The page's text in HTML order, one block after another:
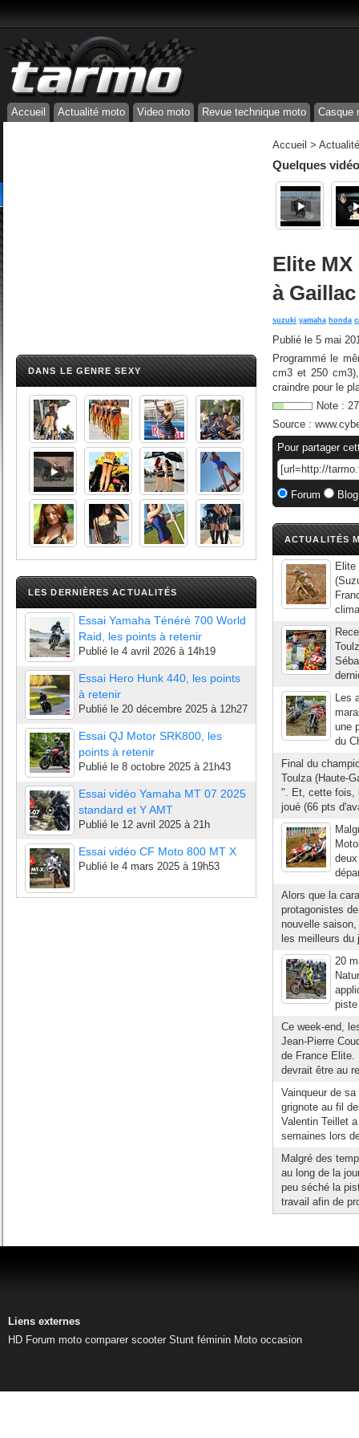
Accueil Actualité moto Video moto Revue technique moto Casque
DANS LE GENRE SEXY
LES DERNIÈRES ACTUALITÉS
Essai Yamaha Ténéré 700 World
Raid, les points à retenir
Publié le 4 avril 2026 à 14h19
Essai Hero Hunk 440, les points
à retenir
Publié le 20 décembre 2025 à 12h27
Essai QJ Motor SRK800, les
points à retenir
Publié le 8 octobre 2025 à 21h43
Essai vidéo Yamaha MT 07 2025
standard et Y AMT
Publié le 12 avril 2025 à 21h
Essai vidéo CF Moto 800 MT X
Publié le 4 mars 2025 à 19h53
Accueil >
Quelques
Elite
à
suzuki yamaha honda
Publié le 5 mai
Programmé le
cm3 et 250
craindre pour le
Note : 27
Source :
Pour partager
Forum
ACTUALITÉS
Les
une
du
Final du
Toulza (Haute-
". Et, cette fois,
joué (66 pts
Alors que la
protagonistes
nouvelle
les meilleurs du
20
Ce week-end,
Jean-Pierre
de France Elite.
devrait être au
Vainqueur de
grignote au fil
Valentin Teillet
semaines lors
Malgré des
au long de la
peu séché la
travail afin de
Liens externes
HD Forum moto comparer scooter Stunt féminin Moto occasion